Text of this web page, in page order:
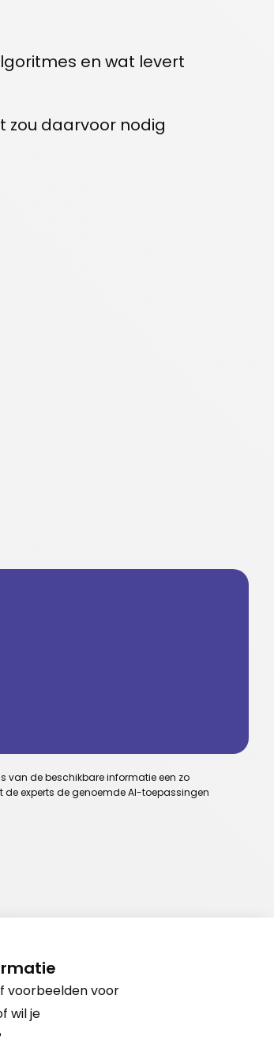
en wat levert
zou daarvoor nodig
van de beschikbare informatie een zo
de experts de genoemde AI-toepassingen
voorbeelden voor
wil je